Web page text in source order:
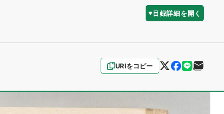
目録詳細を開く
URIをコピー